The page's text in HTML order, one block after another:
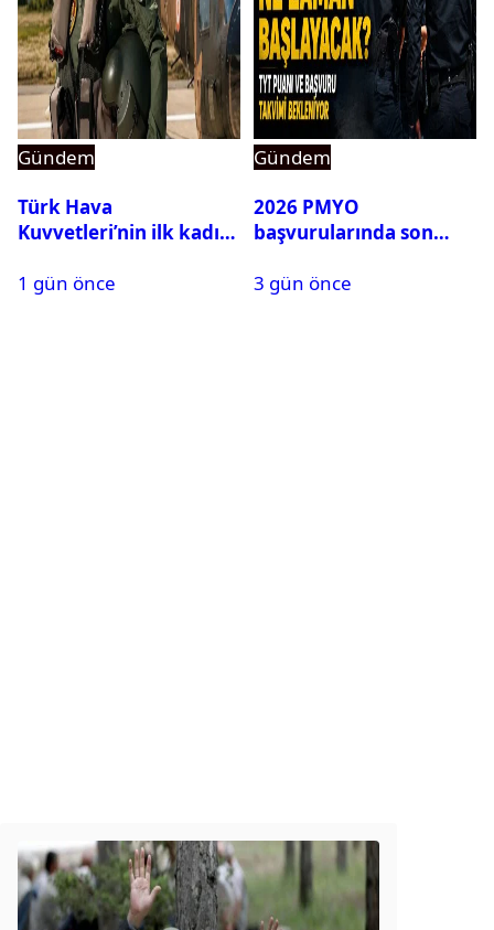
Gündem
Türk Hava
Kuvvetleri’nin ilk kadın
Karapınar hakkında
1 gün önce
Gündem
2026 PMYO
başvurularında son
3 gün önce